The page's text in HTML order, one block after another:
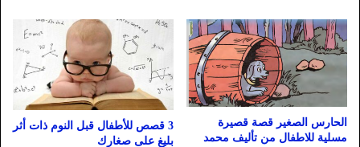
الحارس الصغير قصة قصيرة
مسلية للاطفال من تأليف محمد
3 قصص للأطفال قبل النوم ذات أثر
بليغ على صغارك